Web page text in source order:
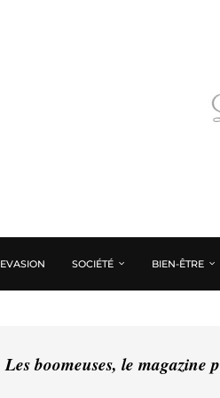
EVASION SOCIÉTÉ BIEN-ÊTRE
Les boomeuses, le